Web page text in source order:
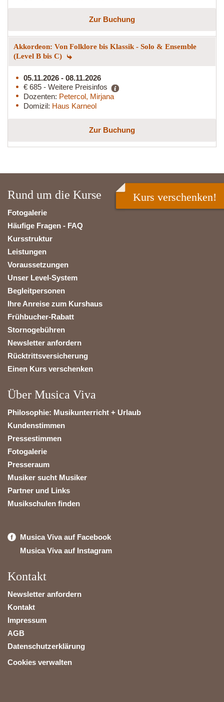
Zur Buchung
Akkordeon: Von Folklore bis Klassik - Solo & Ensemble
(Level B bis C)
05.11.2026 - 08.11.2026
€ 685 - Weitere Preisinfos
Dozenten: Petercol, Mirjana
Domizil: Haus Karneol
Zur Buchung
Rund um die Kurse
Fotogalerie
Häufige Fragen - FAQ
Kursstruktur
Leistungen
Voraussetzungen
Unser Level-System
Begleitpersonen
Ihre Anreise zum Kurshaus
Frühbucher-Rabatt
Stornogebühren
Newsletter anfordern
Rücktrittsversicherung
Einen Kurs verschenken
Über Musica Viva
Philosophie: Musikunterricht + Urlaub
Kundenstimmen
Pressestimmen
Fotogalerie
Presseraum
Musiker sucht Musiker
Partner und Links
Musikschulen finden
Musica Viva auf Facebook
Musica Viva auf Instagram
Kontakt
Newsletter anfordern
Kontakt
Impressum
AGB
Datenschutzerklärung
Cookies verwalten
Kurs verschenken!